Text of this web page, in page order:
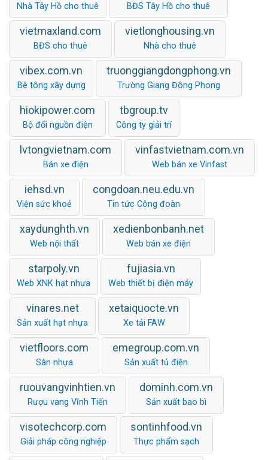
Nhà Tây Hồ cho thuê BĐS Tây Hồ cho thuê
vietmaxland.com
BĐS cho thuê
vietlonghousing.vn
Nhà cho thuê
vibex.com.vn
Bê tông xây dựng
truonggiangdongphong.vn
Trường Giang Đông Phong
hiokipower.com
Bộ đổi nguồn điện
tbgroup.tv
Công ty giải trí
lvtongvietnam.com
Bán xe điện
vinfastvietnam.com.vn
Web bán xe Vinfast
iehsd.vn
Viện sức khoẻ
congdoan.neu.edu.vn
Tin tức Công đoàn
xaydunghth.vn
Web nội thất
xedienbonbanh.net
Web bán xe điện
starpoly.vn
Web XNK hạt nhựa
fujiasia.vn
Web thiết bị điện máy
vinares.net
Sản xuất hạt nhựa
xetaiquocte.vn
Xe tải FAW
vietfloors.com
Sàn nhựa
emegroup.com.vn
Sản xuất tủ điện
ruouvangvinhtien.vn
Rượu vang Vĩnh Tiến
dominh.com.vn
Sản xuất bao bì
visotechcorp.com
Giải pháp công nghiệp
sontinhfood.vn
Thực phẩm sạch